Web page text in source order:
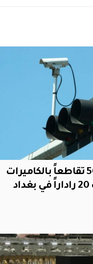
المرور: تجهيز 50 تقاطعاً بالكاميرات